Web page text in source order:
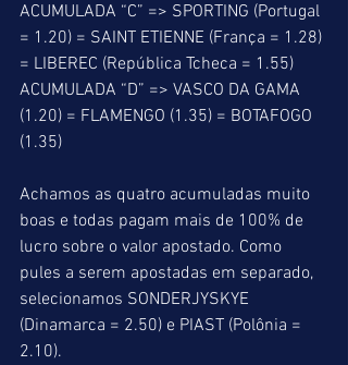
ACUMULADA “C” => SPORTING (Portugal
= 1.20) = SAINT ETIENNE (França = 1.28)
= LIBEREC (República Tcheca = 1.55)
ACUMULADA “D” => VASCO DA GAMA
(1.20) = FLAMENGO (1.35) = BOTAFOGO
(1.35)
Achamos as quatro acumuladas muito
boas e todas pagam mais de 100% de
lucro sobre o valor apostado. Como
pules a serem apostadas em separado,
selecionamos SONDERJYSKYE
(Dinamarca = 2.50) e PIAST (Polônia =
2.10).